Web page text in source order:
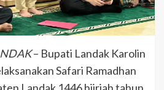
– Bupati Landak Karolin
Safari Ramadhan